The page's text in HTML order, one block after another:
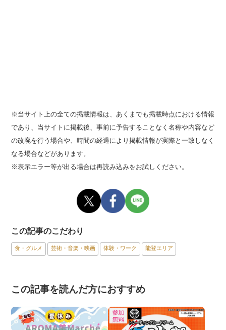
※当サイト上の全ての掲載情報は、あくまでも掲載時点における情報
であり、当サイトに掲載後、事前に予告することなく名称や内容など
の改廃を行う場合や、時間の経過により掲載情報が実際と一致しなく
なる場合などがあります。
※表示エラー等が出る場合は再読み込みをお試しください。
この記事のこだわり
食・グルメ 芸術・音楽・映画 体験・ワーク 能登エリア
この記事を読んだ方におすすめ